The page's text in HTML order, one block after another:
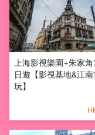
上海影視樂園+朱家
日遊【影視基地&江
玩】